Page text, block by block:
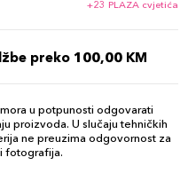
+23 PLAZA cvjetića
preko 100,00 KM
u potpunosti odgovarati
proizvoda. U slučaju tehničkih
ne preuzima odgovornost za
fotografija.